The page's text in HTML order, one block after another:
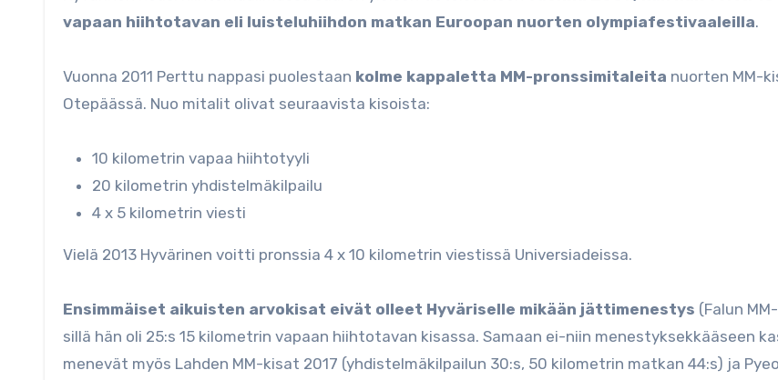
vapaan hiihtotavan eli luisteluhiihdon matkan Euroopan nuorten olympiafestivaaleilla.
Vuonna 2011 Perttu nappasi puolestaan kolme kappaletta MM-pronssimitaleita nuorten MM-
Otepäässä. Nuo mitalit olivat seuraavista kisoista:
10 kilometrin vapaa hiihtotyyli
20 kilometrin yhdistelmäkilpailu
4 x 5 kilometrin viesti
Vielä 2013 Hyvärinen voitti pronssia 4 x 10 kilometrin viestissä Universiadeissa.
Ensimmäiset aikuisten arvokisat eivät olleet Hyväriselle mikään jättimenestys (Falun
sillä hän oli 25:s 15 kilometrin vapaan hiihtotavan kisassa. Samaan ei-niin menestyksekkääseen
menevät myös Lahden MM-kisat 2017 (yhdistelmäkilpailun 30:s, 50 kilometrin matkan 44:s) ja